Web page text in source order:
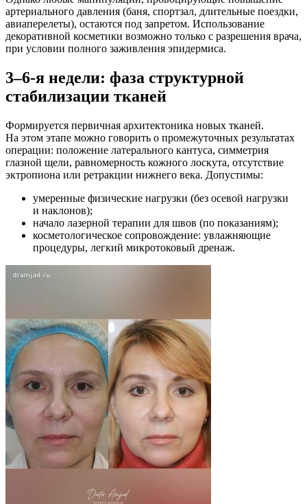
артериального давления (баня, спортзал, длительные поездки,
авиаперелеты), остаются под запретом. Использование
декоративной косметики возможно только с разрешения врача,
при условии полного заживления эпидермиса.
3–6-я недели: фаза структурной
стабилизации тканей
Формируется первичная архитектоника новых тканей.
На этом этапе можно говорить о промежуточных результатах
операции: положение латерального кантуса, симметрия
глазной щели, равномерность кожного лоскута, отсутствие
эктропиона или ретракции нижнего века. Допустимы:
умеренные физические нагрузки (без осевой нагрузки
и наклонов);
начало лазерной терапии для швов (по показаниям);
косметологическое сопровождение: увлажняющие
процедуры, легкий микротоковый дренаж.